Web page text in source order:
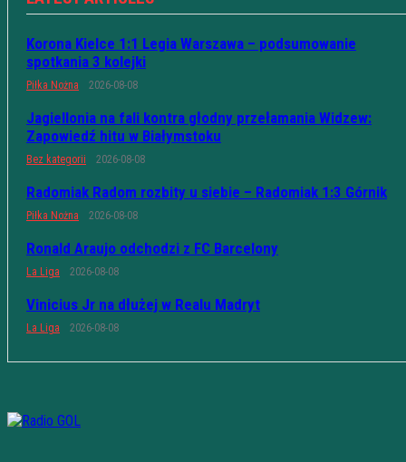
Korona Kielce 1:1 Legia Warszawa – podsumowanie
spotkania 3 kolejki
Piłka Nożna 2026-08-08
Jagiellonia na fali kontra głodny przełamania Widzew:
Zapowiedź hitu w Białymstoku
Bez kategorii 2026-08-08
Radomiak Radom rozbity u siebie – Radomiak 1:3 Górnik
Piłka Nożna 2026-08-08
Ronald Araujo odchodzi z FC Barcelony
La Liga 2026-08-08
Vinicius Jr na dłużej w Realu Madryt
La Liga 2026-08-08